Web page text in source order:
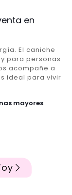
en
El caniche
para personas
acompañe a
ideal para vivir
mayores